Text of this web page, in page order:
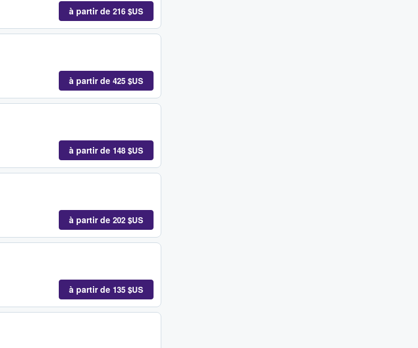
à partir de 216 $US
à partir de 425 $US
à partir de 148 $US
à partir de 202 $US
à partir de 135 $US